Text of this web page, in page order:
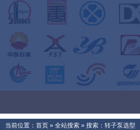
当前位置： 首页 » 全站搜索 » 搜索：转子泵选型